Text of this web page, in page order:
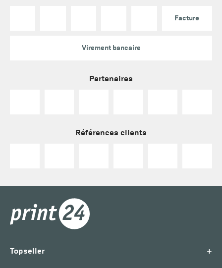
Facture
Virement bancaire
Partenaires
Références clients
Topseller +